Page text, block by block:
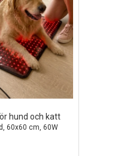
hund och katt
60x60 cm, 60W